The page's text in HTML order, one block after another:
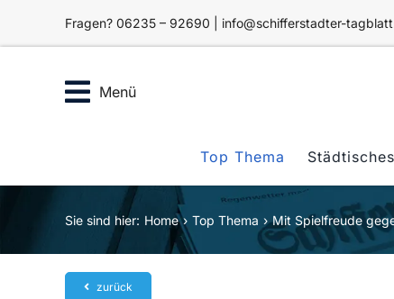
Fragen? 06235 – 92690 | info@schifferstadter-
Menü
Top Thema Städtisches
Sie sind hier: Home Top Thema Mit Spielfreude
zurück